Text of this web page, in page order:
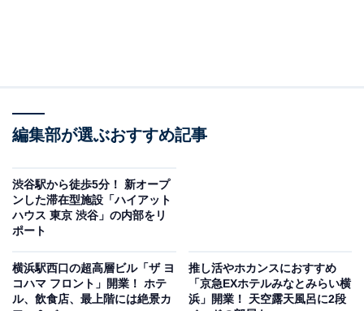
編集部が選ぶおすすめ記事
渋谷駅から徒歩5分！ 新オープ
ンした滞在型施設「ハイアット
ハウス 東京 渋谷」の内部をリ
ポート
横浜駅西口の超高層ビル「ザ ヨ
コハマ フロント」開業！ ホテ
ル、飲食店、最上階には絶景カ
推し活やホカンスにおすすめ
「京急EXホテルみなとみらい横
浜」開業！ 天空露天風呂に2段